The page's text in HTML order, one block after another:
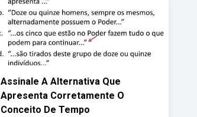
Assinale A Alternativa Que
Apresenta Corretamente O
Conceito De Tempo